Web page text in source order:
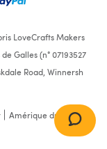
LoveCrafts Makers
Galles (n° 07193527
Road, Winnersh
Amérique du Nord